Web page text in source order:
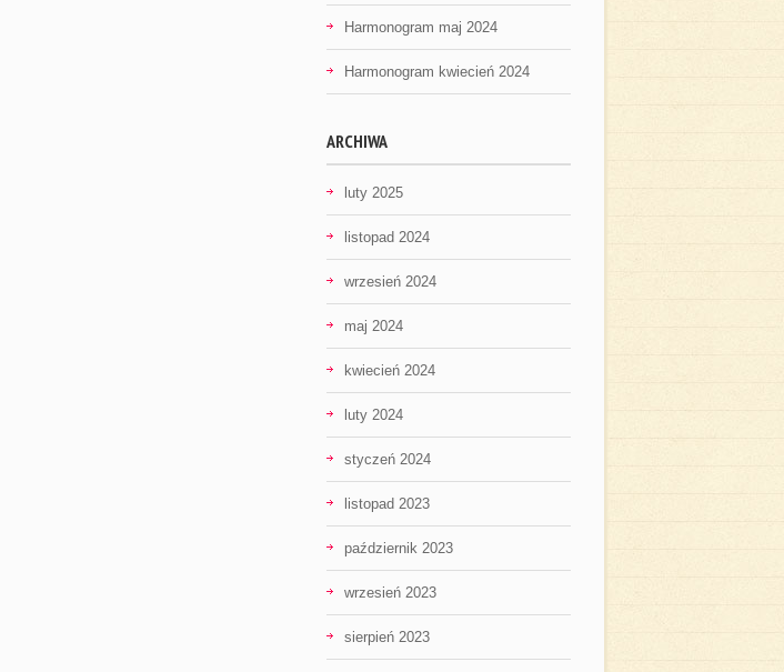
Harmonogram maj 2024
Harmonogram kwiecień 2024
ARCHIWA
luty 2025
listopad 2024
wrzesień 2024
maj 2024
kwiecień 2024
luty 2024
styczeń 2024
listopad 2023
październik 2023
wrzesień 2023
sierpień 2023